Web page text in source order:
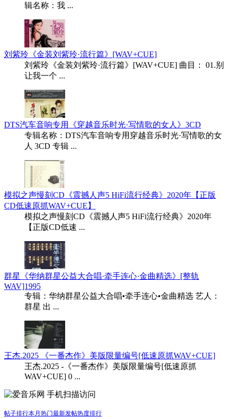
辑名称：我 ...
刘紫玲《金装刘紫玲·流行篇》[WAV+CUE]
刘紫玲《金装刘紫玲·流行篇》[WAV+CUE] 曲目： 01.别
让我一个 ...
DTS汽车音响专用《穿越音乐时光·写情歌的女人》3CD
专辑名称：DTS汽车音响专用穿越音乐时光·写情歌的女
人 3CD 专辑 ...
模拟之声慢刻CD《震撼人声5 HiFi流行经典》2020年【正版
CD低速原抓WAV+CUE】
模拟之声慢刻CD《震撼人声5 HiFi流行经典》2020年
【正版CD低速 ...
群星《华纳群星公益大合唱·牵手连心·金曲精选》[整轨
WAV]1995
专辑：华纳群星公益大合唱•牵手连心•金曲精选 艺人：
群星 出 ...
王杰.2025 《一番杰作》美版限量编号[低速原抓WAV+CUE]
王杰.2025 -《一番杰作》美版限量编号[低速原抓
WAV+CUE] 0 ...
手机扫描访问
帖子排行本月热门最新发帖热度排行